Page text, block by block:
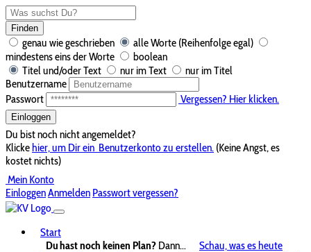
Finden
genau wie geschrieben
alle Worte (Reihenfolge egal)
mindestens eins der Worte
boolean
Titel und/oder Text
nur im Text
nur im Titel
Benutzername
Passwort
Vergessen? Hier klicken.
Einloggen
Du bist noch nicht angemeldet?
Klickehier, um Dir ein Benutzerkonto zu erstellen. (Keine Angst, es
kostet nichts)
Mein Konto
EinloggenAnmelden Passwort vergessen?
Start
Du hast noch keinen Plan? Dann...
Schau, was es heute